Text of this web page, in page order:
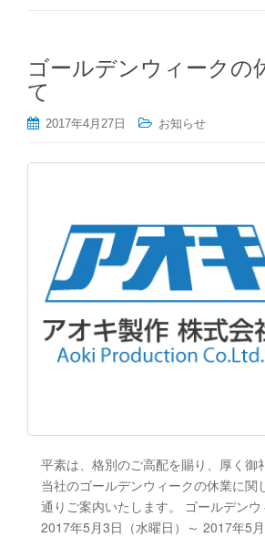
ゴールデンウィークの
て
2017年4月27日 お知らせ
平素は、格別のご高配を賜り、厚く御
当社のゴールデンウィークの休業に関
通りご案内いたします。 ゴールデンウ
2017年5月3日（水曜日）～ 2017年5月